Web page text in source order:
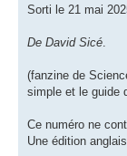
Sorti le 21 mai
De David Sicé
(fanzine de
simple et le guide
Ce numéro ne
Une édition